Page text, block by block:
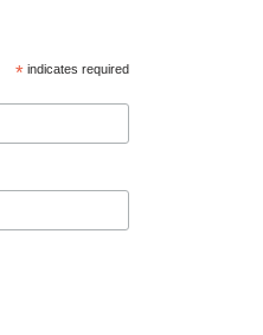
*indicates required